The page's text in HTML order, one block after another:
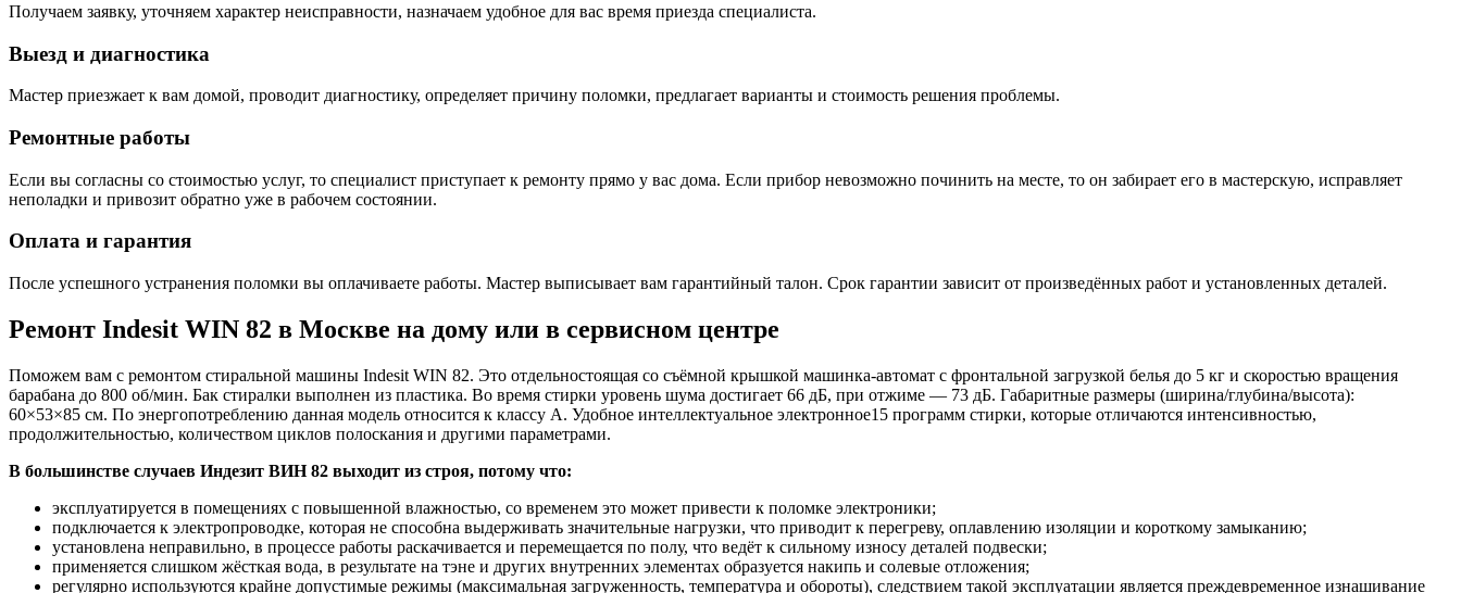
Получаем заявку, уточняем характер неисправности, назначаем удобное для вас время приезда специалиста.
Выезд и диагностика
Мастер приезжает к вам домой, проводит диагностику, определяет причину поломки, предлагает варианты и стоимость решения проблемы.
Ремонтные работы
Если вы согласны со стоимостью услуг, то специалист приступает к ремонту прямо у вас дома. Если прибор невозможно починить на месте, то он забирает его в мастерскую, исправляет
неполадки и привозит обратно уже в рабочем состоянии.
Оплата и гарантия
После успешного устранения поломки вы оплачиваете работы. Мастер выписывает вам гарантийный талон. Срок гарантии зависит от произведённых работ и установленных деталей.
Ремонт Indesit WIN 82 в Москве на дому или в сервисном центре
Поможем вам с ремонтом стиральной машины Indesit WIN 82. Это отдельностоящая со съёмной крышкой машинка-автомат с фронтальной загрузкой белья до 5 кг и скоростью вращения
барабана до 800 об/мин. Бак стиралки выполнен из пластика. Во время стирки уровень шума достигает 66 дБ, при отжиме — 73 дБ. Габаритные размеры (ширина/глубина/высота):
60×53×85 см. По энергопотреблению данная модель относится к классу A. Удобное интеллектуальное электронное15 программ стирки, которые отличаются интенсивностью,
продолжительностью, количеством циклов полоскания и другими параметрами.
В большинстве случаев Индезит ВИН 82 выходит из строя, потому что:
эксплуатируется в помещениях с повышенной влажностью, со временем это может привести к поломке электроники;
подключается к электропроводке, которая не способна выдерживать значительные нагрузки, что приводит к перегреву, оплавлению изоляции и короткому замыканию;
установлена неправильно, в процессе работы раскачивается и перемещается по полу, что ведёт к сильному износу деталей подвески;
применяется слишком жёсткая вода, в результате на тэне и других внутренних элементах образуется накипь и солевые отложения;
регулярно используются крайне допустимые режимы (максимальная загруженность, температура и обороты), следствием такой эксплуатации является преждевременное изнашивание